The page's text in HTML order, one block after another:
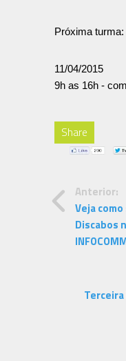
Próxima turma:
11/04/2015
9h as 16h -
Share
Anterior:
Veja
Discabos